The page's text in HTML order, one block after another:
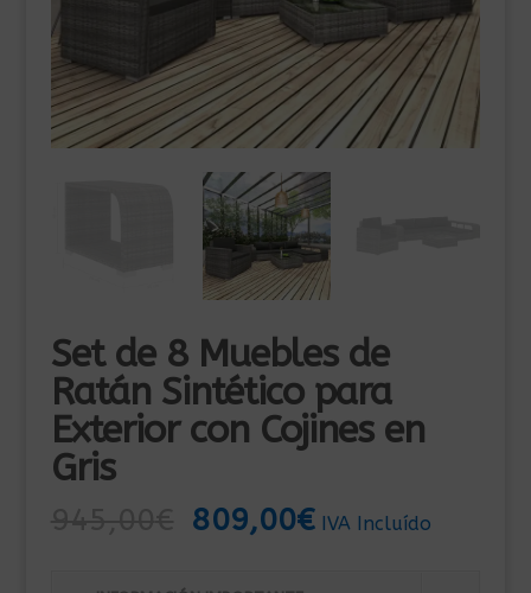
Set de 8 Muebles de
Ratán Sintético para
Exterior con Cojines en
Gris
El
original
809,00€El
IVA Incluído